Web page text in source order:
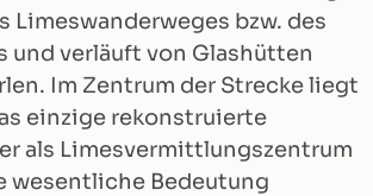
Limeswanderweges bzw. des
und verläuft von Glashütten
Im Zentrum der Strecke liegt
einzige rekonstruierte
als Limesvermittlungszentrum
wesentliche Bedeutung